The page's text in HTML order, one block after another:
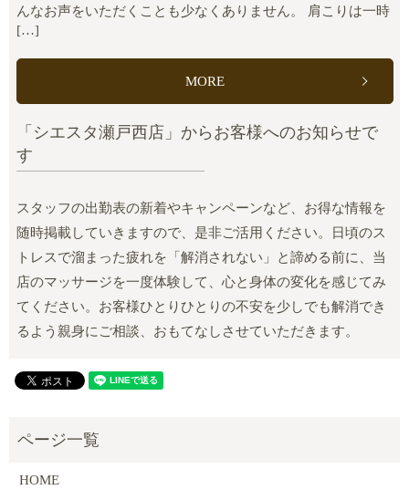
んなお声をいただくことも少なくありません。 肩こりは一時
[…]
MORE
「シエスタ瀬戸西店」からお客様へのお知らせで
す
スタッフの出勤表の新着やキャンペーンなど、お得な情報を
随時掲載していきますので、是非ご活用ください。日頃のス
トレスで溜まった疲れを「解消されない」と諦める前に、当
店のマッサージを一度体験して、心と身体の変化を感じてみ
てください。お客様ひとりひとりの不安を少しでも解消でき
るよう親身にご相談、おもてなしさせていただきます。
HOME